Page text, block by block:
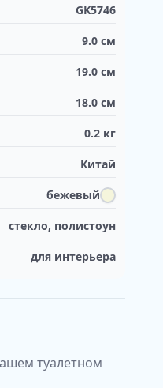
GK5746
9.0 см
19.0 см
18.0 см
0.2 кг
Китай
бежевый
стекло, полистоун
для интерьера
туалетном